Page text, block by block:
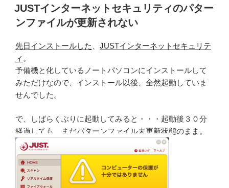
稿
日:
JUSTインターネットセキュリティのパター
ンファイルが更新されない
先日インストールした
JUSTインターネットセキュリテ
ィ 。
予備機と化しているノートパソコンにインストールして
みただけなので、インストール以後、全然起動していま
せんでした。
で、しばらくぶりに起動してみると・・・起動後３０分
経過しても、まだパターンファイル未更新状態のまま。